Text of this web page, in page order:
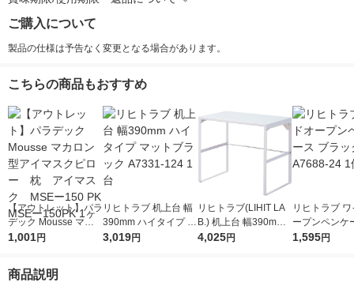
ご購入について
製品の仕様は予告なく変更となる場合があります。
こちらの商品もおすすめ
【アウトレット】パラ
デック Mousse マカ
ロン型アイマスクピロ
150PK 1ヶ
1,001円
リヒトラブ 机上台 幅
390mm ハイタイプ マ
ットブラック A7331-
3,019円
リヒトラブ(LIHIT LA
B.) 机上台 幅390mm
トールタイプ 白（ホ
4,025円
リヒトラブ
ープンペンケ
ラック
1,595円
商品説明